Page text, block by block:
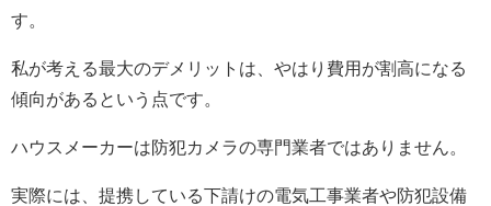
す。
私が考える最大のデメリットは、やはり費用が割高になる
傾向があるという点です。
ハウスメーカーは防犯カメラの専門業者ではありません。
実際には、提携している下請けの電気工事業者や防犯設備